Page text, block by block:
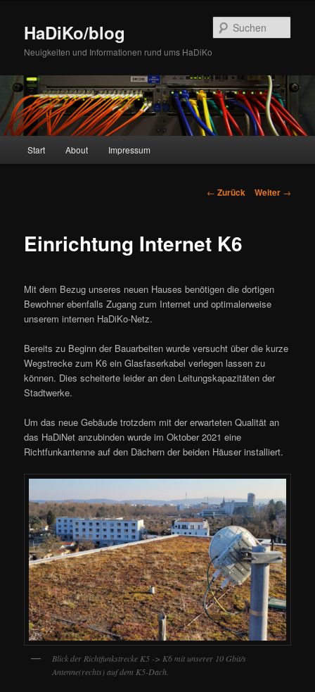
wechselnHaDiKo/blog
Neuigkeiten und Informationen rund ums HaDiKo
Start About Impressum
Beitrags-
← Zurück Weiter →
Einrichtung Internet K6
Mit dem Bezug unseres neuen Hauses benötigen die dortigen
Bewohner ebenfalls Zugang zum Internet und optimalerweise
unserem internen HaDiKo-Netz.
Bereits zu Beginn der Bauarbeiten wurde versucht über die kurze
Wegstrecke zum K6 ein Glasfaserkabel verlegen lassen zu
können. Dies scheiterte leider an den Leitungskapazitäten der
Stadtwerke.
Um das neue Gebäude trotzdem mit der erwarteten Qualität an
das HaDiNet anzubinden wurde im Oktober 2021 eine
Richtfunkantenne auf den Dächern der beiden Häuser installiert.
Blick der Richtfunkstrecke K5 -> K6 mit unserer 10 Gbit/s
Antenne(rechts) auf dem K5-Dach.